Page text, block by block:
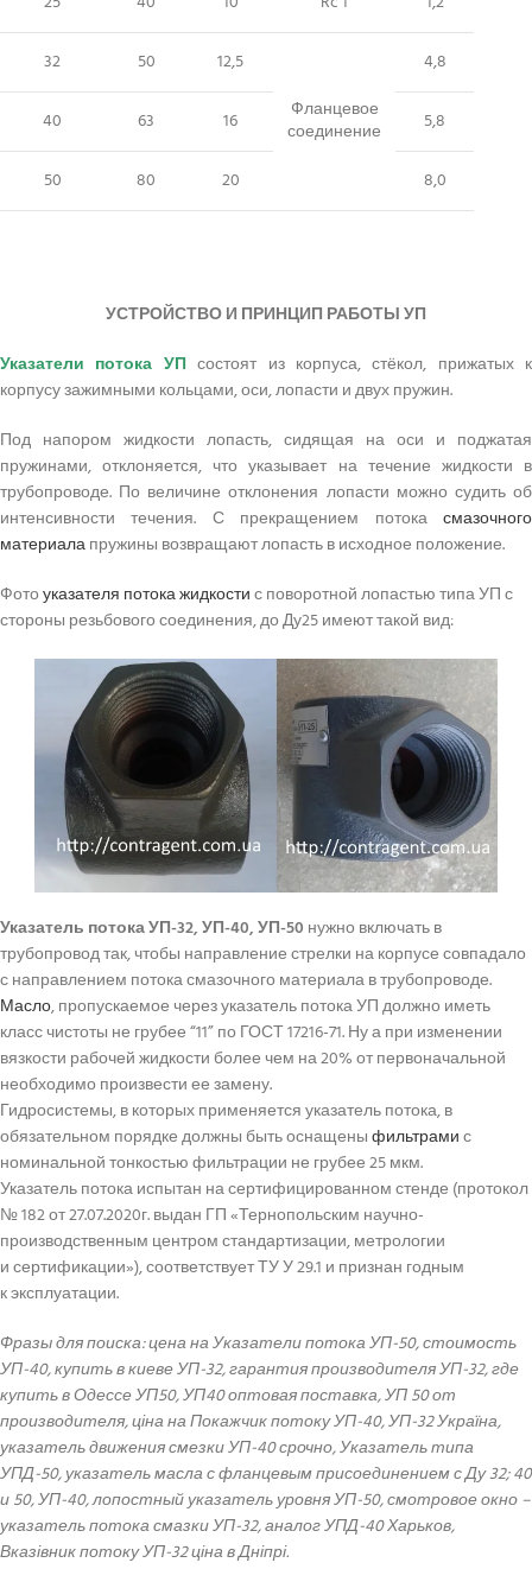
32 50
12,5
Фланцевое
соединение
4,8
40 63 16 5,8
50 80 20 8,0
УСТРОЙСТВО И ПРИНЦИП РАБОТЫ УП
Указатели потока УПсостоят из корпуса, стёкол, прижатых к
корпусу зажимными кольцами, оси, лопасти и двух пружин.
Под напором жидкости лопасть, сидящая на оси и поджатая
пружинами, отклоняется, что указывает на течение жидкости в
трубопроводе. По величине отклонения лопасти можно судить об
интенсивности течения. С прекращением потока смазочного
материалапружины возвращают лопасть в исходное положение.
Фотоуказателя потока жидкостис поворотной лопастью типа УП с
стороны резьбового соединения, до Ду25 имеют такой вид:
Указатель потока УП-32, УП-40, УП-50 нужно включать в
трубопровод так, чтобы направление стрелки на корпусе совпадало
с направлением потока смазочного материала в трубопроводе.
Масло, пропускаемое через указатель потока УП должно иметь
класс чистоты не грубее “11” по ГОСТ 17216-71. Ну а при изменении
вязкости рабочей жидкости более чем на 20% от первоначальной
необходимо произвести ее замену.
Гидросистемы, в которых применяется указатель потока, в
обязательном порядке должны быть оснащеныфильтрамис
номинальной тонкостью фильтрации не грубее 25 мкм.
Указатель потока испытан на сертифицированном стенде (протокол
№ 182 от 27.07.2020г. выдан ГП «Тернопольским научно-
производственным центром стандартизации, метрологии
и сертификации»), соответствует ТУ У 29.1 и признан годным
к эксплуатации.
Фразы для поиска: цена на Указатели потока УП-50, стоимость
УП-40, купить в киеве УП-32, гарантия производителя УП-32, где
купить в Одессе УП50, УП40 оптовая поставка, УП 50 от
производителя, ціна на Покажчик потоку УП-40, УП-32 Україна,
указатель движения смезки УП-40 срочно, Указатель типа
УПД-50, указатель масла с фланцевым присоединением с Ду 32; 40
и 50, УП-40, лопостный указатель уровня УП-50, смотровое окно –
указатель потока смазки УП-32, аналог УПД-40 Харьков,
Вказівник потоку УП-32 ціна в Дніпрі.